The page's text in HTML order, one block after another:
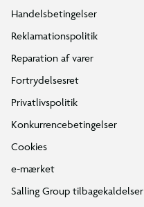
Handelsbetingelser
Reklamationspolitik
Reparation af varer
Fortrydelsesret
Privatlivspolitik
Konkurrencebetingelser
Cookies
e-mærket
Salling Group tilbagekaldelser